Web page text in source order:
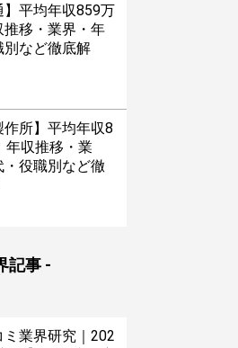
】平均年収859万
推移・業界・年
別など徹底解
作所】平均年収8
年収推移・業
・役職別など徹
記事 -
ミ業界研究｜202